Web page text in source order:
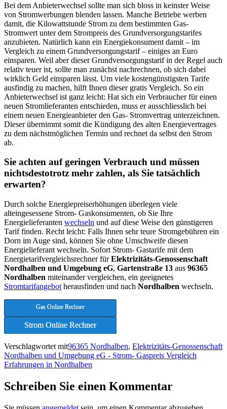
Bei dem Anbieterwechsel sollte man sich bloss in keinster Weise
von Stromwerbungen blenden lassen. Manche Betriebe werben
damit, die Kilowattstunde Strom zu dem bestimmten Gas-
Stromwert unter dem Strompreis des Grundversorgungstarifes
anzubieten. Natürlich kann ein Energiekonsument damit – im
Vergleich zu einem Grundversorgungstarif – einiges an Euro
einsparen. Weil aber dieser Grundversorgungstarif in der Regel auch
relativ teuer ist, sollte man zunächst nachrechnen, ob sich dabei
wirklich Geld einsparen lässt. Um viele kostengünstigsten Tarife
ausfindig zu machen, hilft Ihnen dieser gratis Vergleich. So ein
Anbieterwechsel ist ganz leicht: Hat sich ein Verbraucher für einen
neuen Stromlieferanten entschieden, muss er ausschliesslich bei
einem neuen Energieanbieter den Gas- Stromvertrag unterzeichnen.
Dieser übernimmt somit die Kündigung des alten Energievertrages
zu dem nächstmöglichen Termin und rechnet da selbst den Strom
ab.
Sie achten auf geringen Verbrauch und müssen
nichtsdestotrotz mehr zahlen, als Sie tatsächlich
erwarten?
Durch solche Energiepreiserhöhungen überlegen viele
alteingesessene Strom- Gaskonsumenten, ob Sie Ihre
Energielieferanten wechseln und auf diese Weise den günstigeren
Tarif finden. Recht leicht: Falls Ihnen sehr teure Stromgebühren ein
Dorn im Auge sind, können Sie ohne Umschweife diesen
Energielieferant wechseln. Sofort Strom- Gastarife mit dem
Energietarifvergleichsrechner fürElektrizitäts-Genossenschaft
Nordhalben und Umgebung eG, Gartenstraße 13 aus 96365
Nordhalben miteinander vergleichen, ein geeignetes
Stromtarifangebot herausfinden und nach Nordhalben wechseln.
Gas Online Rechner
Strom Online Rechner
Verschlagwortet mit96365 Nordhalben, Elektrizitäts-Genossenschaft
Nordhalben und Umgebung eG - Strom- Gaspreis Vergleich
Erfahrungen in Nordhalben
Schreiben Sie einen Kommentar